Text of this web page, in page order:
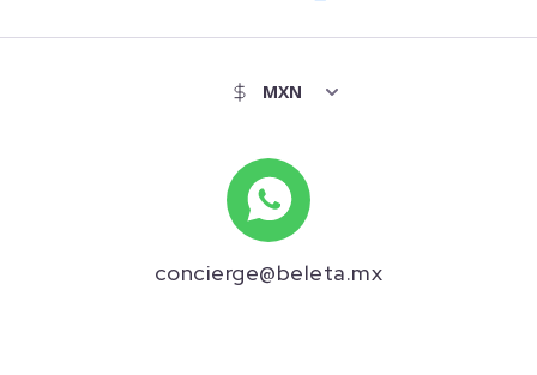
concierge@beleta.mx